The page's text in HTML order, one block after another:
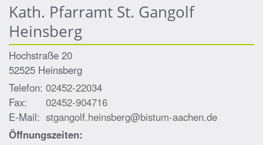
Kath. Pfarramt St. Gangolf
Heinsberg
Hochstraße 20
52525 Heinsberg
Telefon: 02452-22034
Fax:
02452-904716
E-Mail: stgangolf.heinsberg@bistum-aachen.de
Öffnungszeiten: